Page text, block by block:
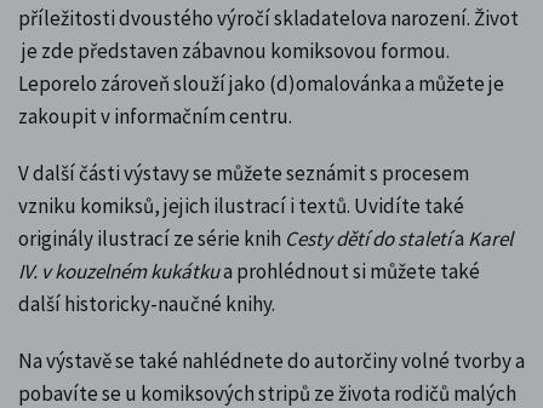
příležitosti dvoustého výročí skladatelova narození. Život
je zde představen zábavnou komiksovou formou.
Leporelo zároveň slouží jako (d)omalovánka a můžete je
zakoupit v informačním centru.
V další části výstavy se můžete seznámit s procesem
vzniku komiksů, jejich ilustrací i textů. Uvidíte také
originály ilustrací ze série knih Cesty dětí do staletía Karel
IV. v kouzelném kukátkua prohlédnout si můžete také
další historicky-naučné knihy.
Na výstavě se také nahlédnete do autorčiny volné tvorby a
pobavíte se u komiksových stripů ze života rodičů malých